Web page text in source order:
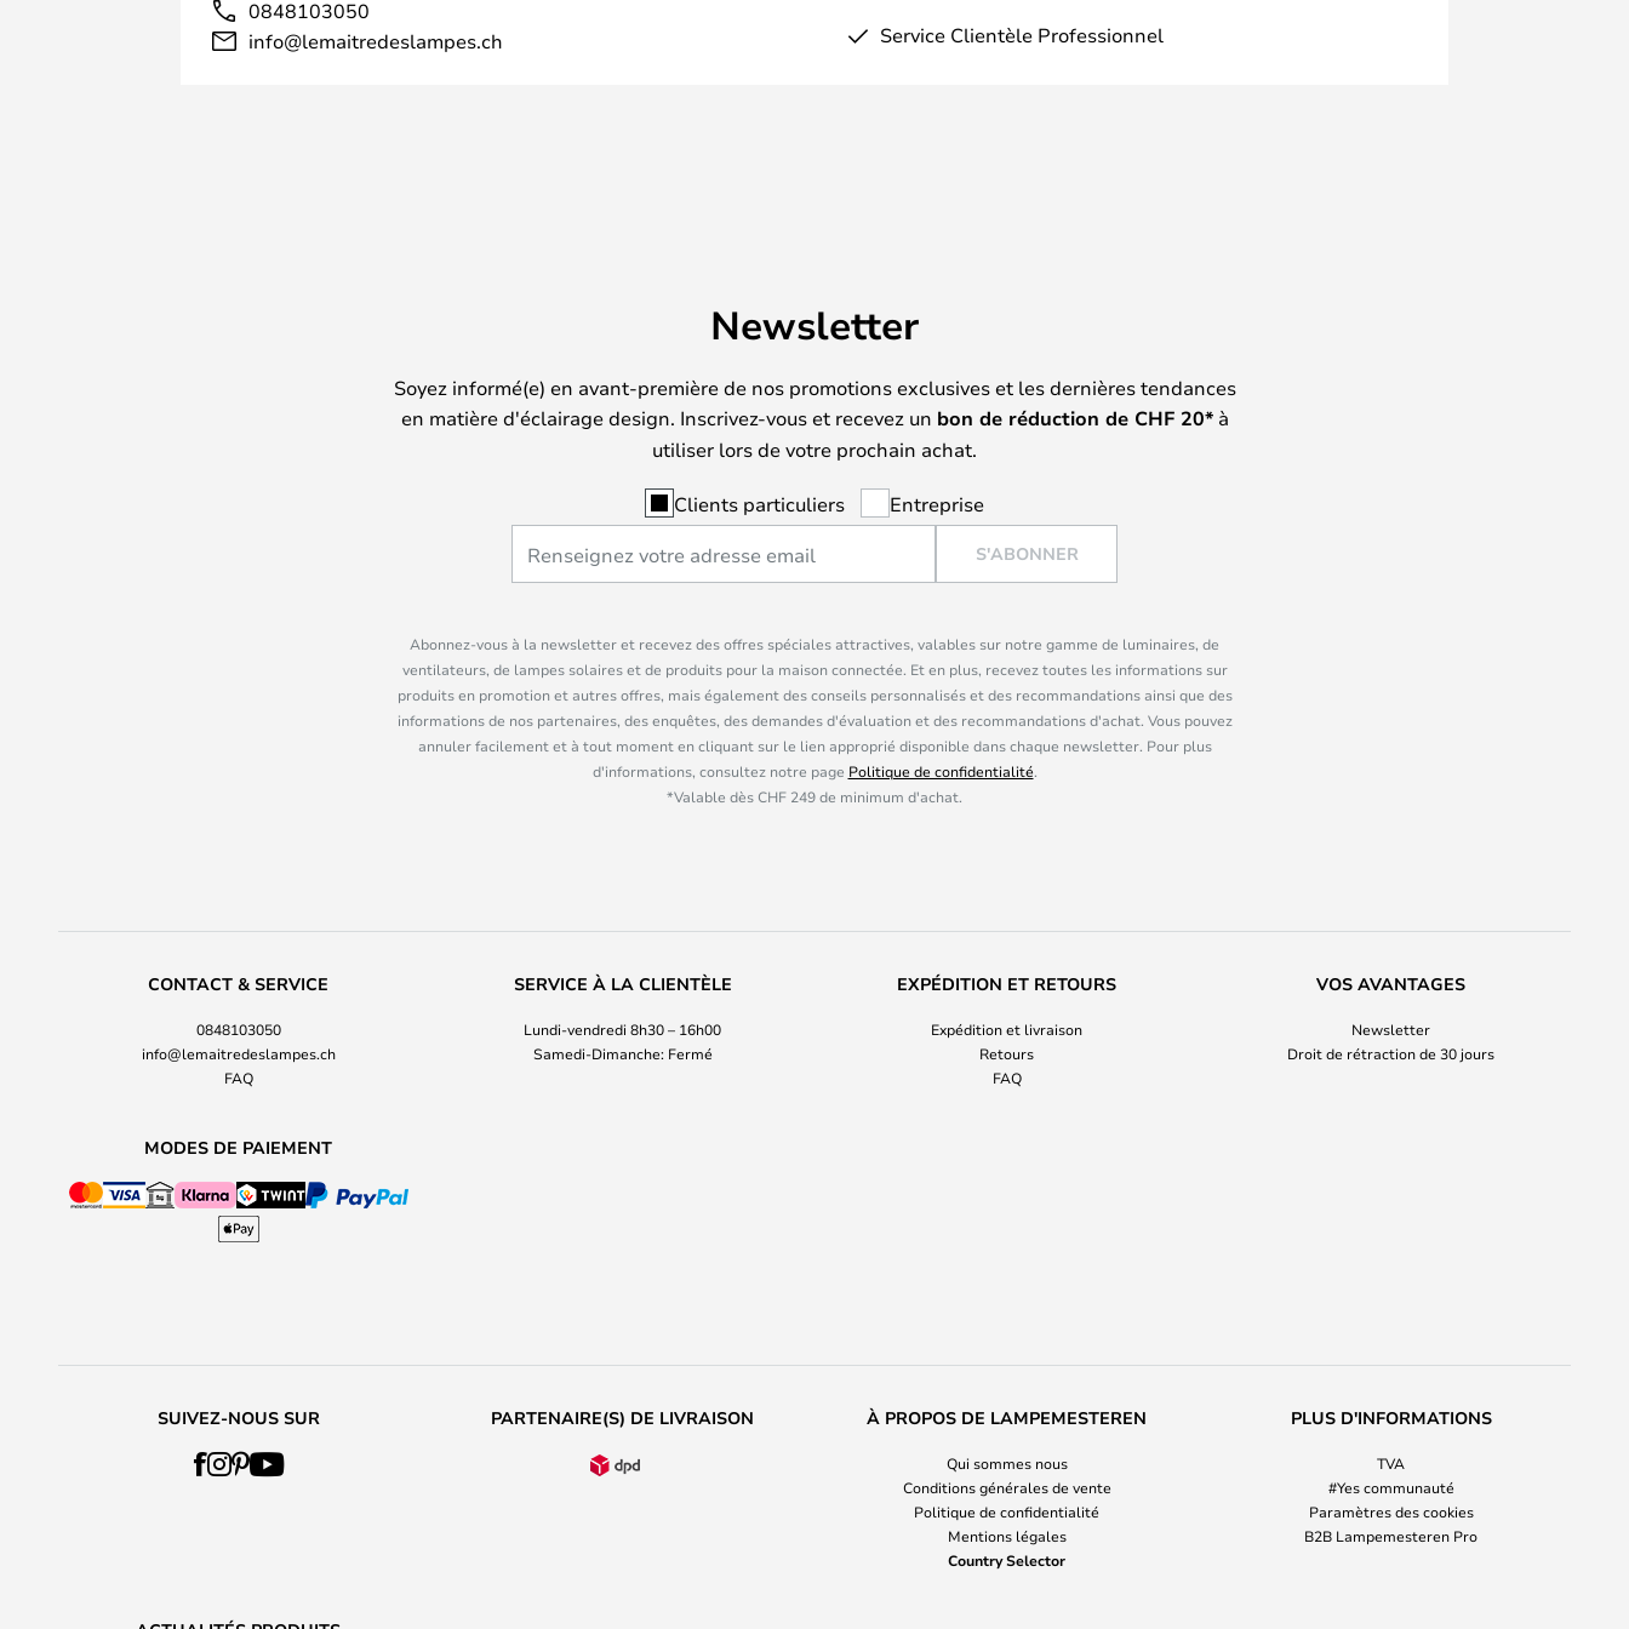
0848103050
info@lemaitredeslampes.ch
Service Clientèle Professionnel
Newsletter
Soyez informé(e) en avant-première de nos promotions exclusives et les dernières tendances
en matière d'éclairage design. Inscrivez-vous et recevez un bon de réduction de CHF 20*à
utiliser lors de votre prochain achat.
Clients particuliers Entreprise
S'ABONNER
Abonnez-vous à la newsletter et recevez des offres spéciales attractives, valables sur notre gamme de luminaires, de
ventilateurs, de lampes solaires et de produits pour la maison connectée. Et en plus, recevez toutes les informations sur
produits en promotion et autres offres, mais également des conseils personnalisés et des recommandations ainsi que des
informations de nos partenaires, des enquêtes, des demandes d'évaluation et des recommandations d'achat. Vous pouvez
annuler facilement et à tout moment en cliquant sur le lien approprié disponible dans chaque newsletter. Pour plus
d'informations, consultez notre page Politique de confidentialité.
*Valable dès CHF 249 de minimum d'achat.
CONTACT & SERVICE
0848103050
info@lemaitredeslampes.ch
FAQ
SERVICE À LA CLIENTÈLE
Lundi-vendredi 8h30 – 16h00
Samedi-Dimanche: Fermé
EXPÉDITION ET RETOURS
Expédition et livraison
Retours
FAQ
VOS AVANTAGES
Newsletter
Droit de rétraction de 30 jours
MODES DE PAIEMENT
SUIVEZ-NOUS SUR PARTENAIRE(S) DE LIVRAISON À PROPOS DE LAMPEMESTEREN
Qui sommes nous
Conditions générales de vente
Politique de confidentialité
Mentions légales
Country Selector
PLUS D'INFORMATIONS
TVA
#Yes communauté
Paramètres des cookies
B2B Lampemesteren Pro